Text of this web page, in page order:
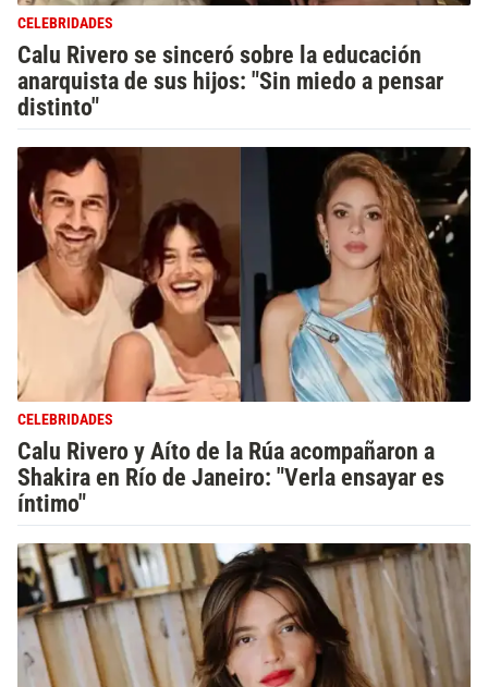
CELEBRIDADES
Calu Rivero se sinceró sobre la educación
anarquista de sus hijos: "Sin miedo a pensar
distinto"
CELEBRIDADES
Calu Rivero y Aíto de la Rúa acompañaron a
Shakira en Río de Janeiro: "Verla ensayar es
íntimo"